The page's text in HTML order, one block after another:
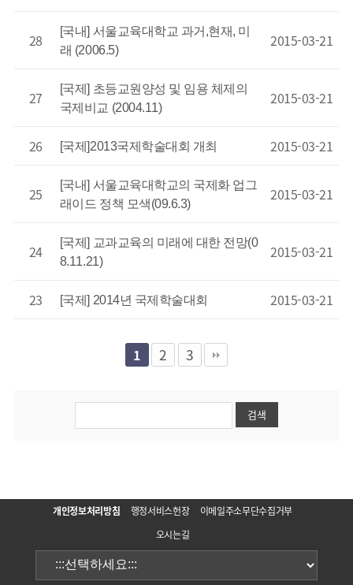
28
[국내] 서울교육대학교 과거,현재, 미
래 (2006.5)
2015-03-21
27
[국제] 초등교원양성 및 임용 체제의
국제비교 (2004.11)
2015-03-21
26 [국제]2013국제학술대회 개최 2015-03-21
25
[국내] 서울교육대학교의 국제화 업그
래이드 정책 모색(09.6.3)
2015-03-21
24
[국제] 교과교육의 미래에 대한 전망(0
8.11.21)
2015-03-21
23 [국제] 2014년 국제학술대회 2015-03-21
1 2 3
개인정보처리방침 행정서비스헌장
이메일주소무단수집거부
오시는길